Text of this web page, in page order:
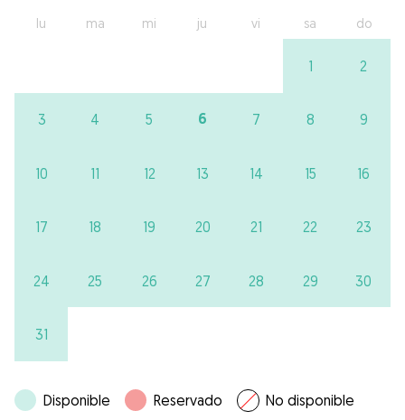
lu ma mi ju vi sa do
1 2
3 4 5 6 7 8 9
10 11 12 13 14 15 16
17 18 19 20 21 22 23
24 25 26 27 28 29 30
31
Disponible Reservado No disponible